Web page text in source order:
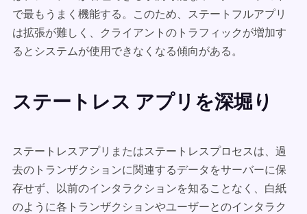
で最もうまく機能する。このため、ステートフルアプリ
は拡張が難しく、クライアントのトラフィックが増加す
るとシステムが使用できなくなる傾向がある。
ステートレス アプリを深堀り
ステートレスアプリまたはステートレスプロセスは、過
去のトランザクションに関連するデータをサーバーに保
存せず、以前のインタラクションを知ることなく、白紙
のように各トランザクションやユーザーとのインタラク